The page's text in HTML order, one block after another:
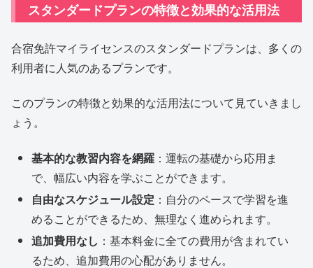
スタンダードプランの特徴と効果的な活用法
合宿免許マイライセンスのスタンダードプランは、多くの
利用者に人気のあるプランです。
このプランの特徴と効果的な活用法について見ていきまし
ょう。
基本的な教習内容を網羅 ：運転の基礎から応用ま
で、幅広い内容を学ぶことができます。
自由なスケジュール設定 ：自分のペースで学習を進
めることができるため、無理なく進められます。
追加費用なし ：基本料金に全ての費用が含まれてい
るため、追加費用の心配がありません。